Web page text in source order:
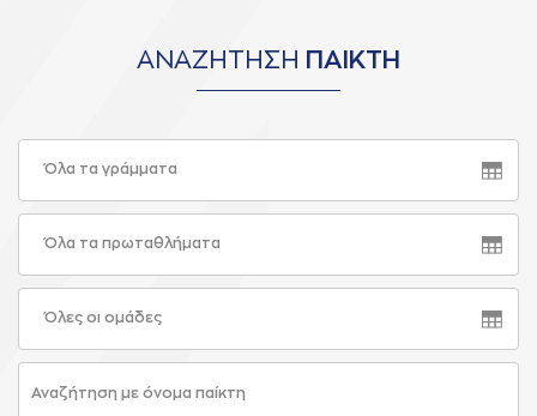
ΑΝΑΖΗΤΗΣΗ ΠΑΙΚΤΗ
Όλα τα γράμματα
Όλα τα πρωταθλήματα
Όλες οι ομάδες